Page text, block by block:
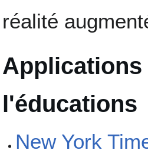
réalité
Applications
l'éducations
New York